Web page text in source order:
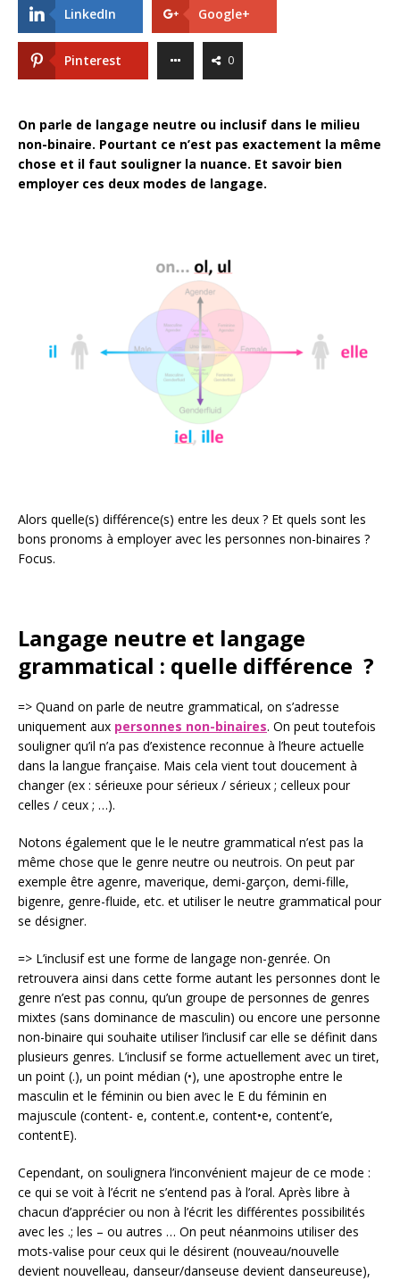
LinkedIn Google+
Pinterest 0
On parle de langage neutre ou inclusif dans le milieu
non-binaire. Pourtant ce n’est pas exactement la même
chose et il faut souligner la nuance. Et savoir bien
employer ces deux modes de langage.
Alors quelle(s) différence(s) entre les deux ? Et quels sont les
bons pronoms à employer avec les personnes non-binaires ?
Focus.
Langage neutre et langage
grammatical : quelle différence ?
=> Quand on parle de neutre grammatical, on s’adresse
uniquement aux personnes non-binaires. On peut toutefois
souligner qu’il n’a pas d’existence reconnue à l’heure actuelle
dans la langue française. Mais cela vient tout doucement à
changer (ex : sérieuxe pour sérieux / sérieux ; celleux pour
celles / ceux ; …).
Notons également que le le neutre grammatical n’est pas la
même chose que le genre neutre ou neutrois. On peut par
exemple être agenre, maverique, demi-garçon, demi-fille,
bigenre, genre-fluide, etc. et utiliser le neutre grammatical pour
se désigner.
=> L’inclusif est une forme de langage non-genrée. On
retrouvera ainsi dans cette forme autant les personnes dont le
genre n’est pas connu, qu’un groupe de personnes de genres
mixtes (sans dominance de masculin) ou encore une personne
non-binaire qui souhaite utiliser l’inclusif car elle se définit dans
plusieurs genres. L’inclusif se forme actuellement avec un tiret,
un point (.), un point médian (•), une apostrophe entre le
masculin et le féminin ou bien avec le E du féminin en
majuscule (content- e, content.e, content•e, content’e,
contentE).
Cependant, on soulignera l’inconvénient majeur de ce mode :
ce qui se voit à l’écrit ne s’entend pas à l’oral. Après libre à
chacun d’apprécier ou non à l’écrit les différentes possibilités
avec les .; les – ou autres … On peut néanmoins utiliser des
mots-valise pour ceux qui le désirent (nouveau/nouvelle
devient nouvelleau, danseur/danseuse devient danseureuse),